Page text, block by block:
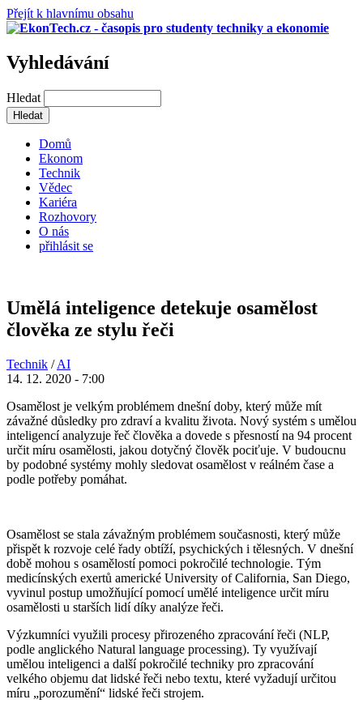
Přejít k hlavnímu obsahu
Vyhledávání
Hledat
Domů
Ekonom
Technik
Vědec
Kariéra
Rozhovory
O nás
přihlásit se
Umělá inteligence detekuje osamělost
člověka ze stylu řeči
Technik /AI
14. 12. 2020 - 7:00
Osamělost je velkým problémem dnešní doby, který může mít
závažné důsledky pro zdraví a kvalitu života. Nový systém s umělou
inteligencí analyzuje řeč člověka a dovede s přesností na 94 procent
určit míru osamělosti, jakou dotyčný člověk pociťuje. V budoucnu
by podobné systémy mohly sledovat osamělost v reálném čase a
podle potřeby pomáhat.
Osamělost se stala závažným problémem současnosti, který může
přispět k rozvoje celé řady obtíží, psychických i tělesných. V dnešní
době mohou s osamělostí pomoci pokročilé technologie. Tým
medicínských exertů americké University of California, San Diego,
vyvinul postup umožňující pomocí umělé inteligence určit míru
osamělosti u starších lidí díky analýze řeči.
Výzkumníci využili procesy přirozeného zpracování řeči (NLP,
podle anglického Natural language processing). Ty využívají
umělou inteligenci a další pokročilé techniky pro zpracování
velkého objemu dat lidské řeči nebo textu, které vyžadují určitou
míru „porozumění“ lidské řeči strojem.